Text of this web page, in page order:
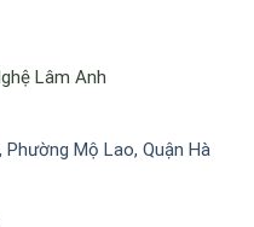
Lâm Anh
Mộ Lao, Quận Hà